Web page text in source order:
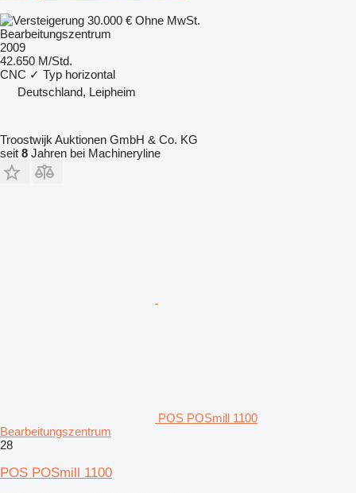
30.000 € Ohne MwSt.
Bearbeitungszentrum
2009
42.650 M/Std.
CNC ✓ Typ horizontal
Deutschland, Leipheim
Troostwijk Auktionen GmbH & Co. KG
seit 8 Jahren bei Machineryline
POS POSmill 1100
Bearbeitungszentrum
28
POS POSmill 1100